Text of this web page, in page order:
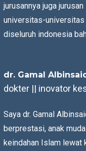
jurusannya juga
universitas-
diseluruh indonesia
dr. Gamal
dokter || inovator
Saya dr. Gamal
berprestasi, anak
keindahan Islam lewat